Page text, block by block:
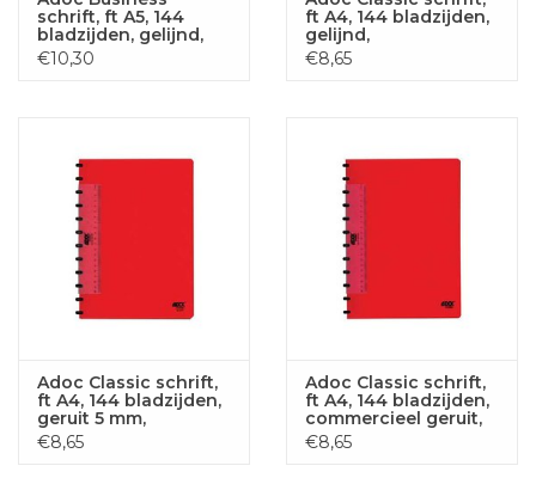
schrift, ft A5, 144
bladzijden, gelijnd,
groen
€10,30
ft A4, 144 bladzijden,
gelijnd,
geassorteerde
kleuren
€8,65
Adoc Classic schrift,
ft A4, 144 bladzijden,
geruit 5 mm,
geassorteerde
kleuren
€8,65
Adoc Classic schrift,
ft A4, 144 bladzijden,
commercieel geruit,
geassorteerde
kleuren
€8,65